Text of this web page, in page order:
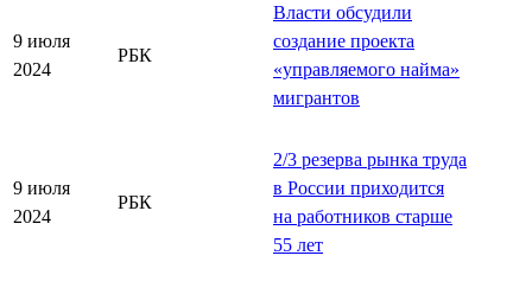
9 июля
2024
РБК
Власти обсудили
создание проекта
«управляемого найма»
мигрантов
9 июля
2024
РБК
2/3 резерва рынка труда
в России приходится
на работников старше
55 лет